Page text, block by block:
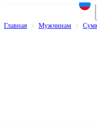
Главная Мужчинам